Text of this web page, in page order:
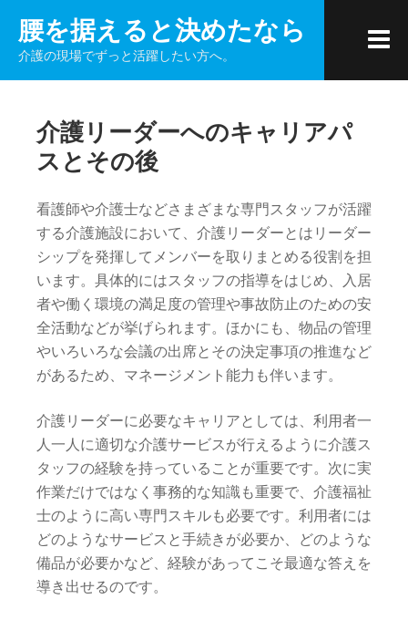
ン
腰を据えると決めたなら
介護の現場でずっと活躍したい方へ。
介護リーダーへのキャリアパ
スとその後
看護師や介護士などさまざまな専門スタッフが活躍
する介護施設において、介護リーダーとはリーダー
シップを発揮してメンバーを取りまとめる役割を担
います。具体的にはスタッフの指導をはじめ、入居
者や働く環境の満足度の管理や事故防止のための安
全活動などが挙げられます。ほかにも、物品の管理
やいろいろな会議の出席とその決定事項の推進など
があるため、マネージメント能力も伴います。
介護リーダーに必要なキャリアとしては、利用者一
人一人に適切な介護サービスが行えるように介護ス
タッフの経験を持っていることが重要です。次に実
作業だけではなく事務的な知識も重要で、介護福祉
士のように高い専門スキルも必要です。利用者には
どのようなサービスと手続きが必要か、どのような
備品が必要かなど、経験があってこそ最適な答えを
導き出せるのです。